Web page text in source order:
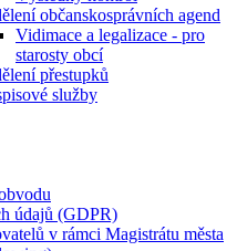
občanskosprávních agend
Vidimace a legalizace - pro
starosty obcí
přestupků
služby
údajů (GDPR)
v rámci Magistrátu města